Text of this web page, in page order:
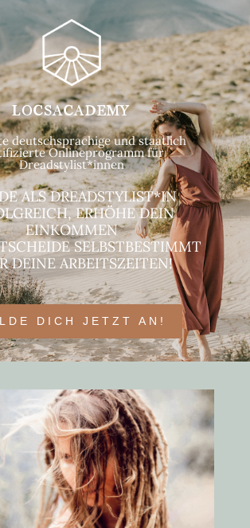
LOCSACADEMY
deutschsprachige und staatlich
Onlineprogramm für
Dreadstylist*innen
ALS DREADSTYLIST*IN
ERHÖHE DEIN
EINKOMMEN
SELBSTBESTIMMT
DEINE ARBEITSZEITEN!
DICH JETZT AN!